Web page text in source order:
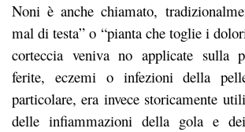
Noni è anche chiamato,
mal di testa” o “pianta che toglie i
corteccia veniva no applicate sulla
ferite, eczemi o infezioni della
particolare, era invece storicamente
delle infiammazioni della gola e